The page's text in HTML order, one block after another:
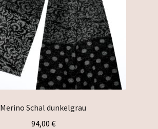
Merino Schal dunkelgrau
94,00 €